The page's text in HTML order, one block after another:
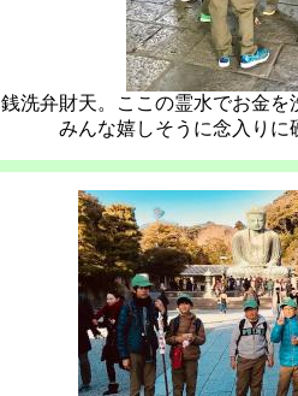
銭洗弁財天。ここの霊水でお金
みんな嬉しそうに念入りに